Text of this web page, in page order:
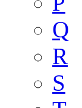
Q
R
S